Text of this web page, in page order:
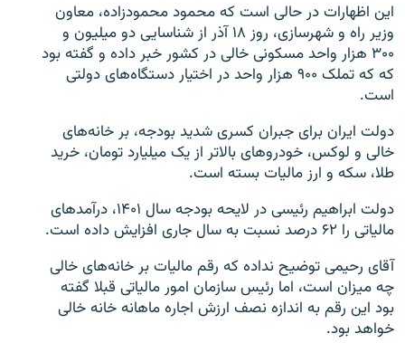
این اظهارات در حالی است که محمود محمودزاده، معاون
وزیر راه و شهرسازی، روز ۱۸ آذر از شناسایی دو میلیون و
۳۰۰ هزار واحد مسکونی خالی در کشور خبر داده و گفته بود
که که تملک ۹۰۰ هزار واحد در اختیار دستگاه‌های دولتی
است.
دولت ایران برای جبران کسری شدید بودجه، بر خانه‌های
خالی و لوکس، خودروهای بالاتر از یک میلیارد تومان، خرید
طلا، سکه و ارز مالیات بسته است.
دولت ابراهیم رئیسی در لایحه بودجه سال ۱۴۰۱، درآمدهای
مالیاتی را ۶۲ درصد نسبت به سال جاری افزایش داده است.
آقای رحیمی توضیح نداده که رقم مالیات بر خانه‌های خالی
چه میزان است، اما رئیس سازمان امور مالیاتی قبلا گفته
بود این رقم به اندازه نصف ارزش اجاره ماهانه خانه خالی
خواهد بود.